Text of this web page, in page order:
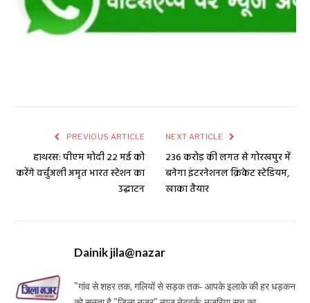
PREVIOUS ARTICLE
हाथरस: पीएम मोदी 22 मई को
करेंगे वर्चुअली अमृत भारत स्टेशन का
उद्घाटन
NEXT ARTICLE
236 करोड़ की लगत से गोरखपुर में
बनेगा इंटरनेशनल क्रिकेट स्टेडियम,
खाका तैयार
Dainik jila@nazar
"गांव से शहर तक, गलियों से सड़क तक- आपके इलाके की हर धड़कन